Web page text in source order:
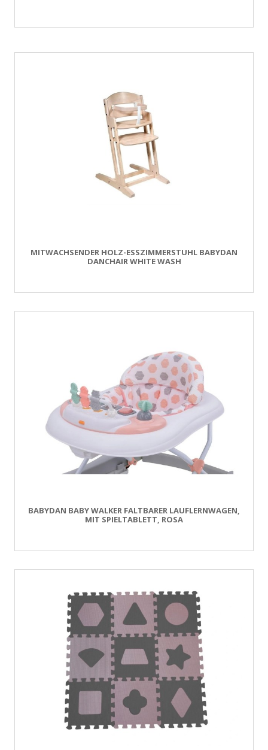
MITWACHSENDER HOLZ-ESSZIMMERSTUHL BABYDAN
DANCHAIR WHITE WASH
BABYDAN BABY WALKER FALTBARER LAUFLERNWAGEN,
MIT SPIELTABLETT, ROSA